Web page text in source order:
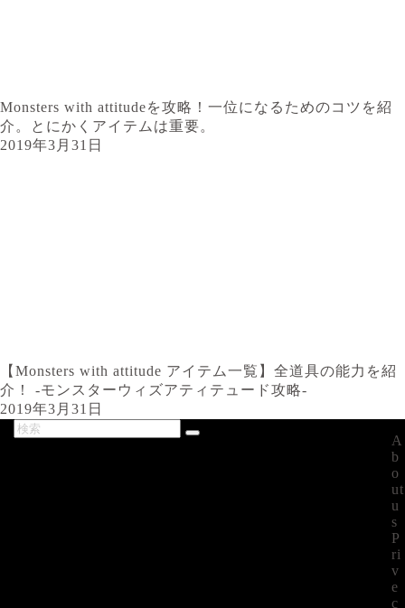
Monsters with attitudeを攻略！一位になるためのコツを紹
介。とにかくアイテムは重要。
2019年3月31日
【Monsters with attitude アイテム一覧】全道具の能力を紹
介！ -モンスターウィズアティテュード攻略-
2019年3月31日
A
b
o
ut
u
s
P
ri
v
e
c